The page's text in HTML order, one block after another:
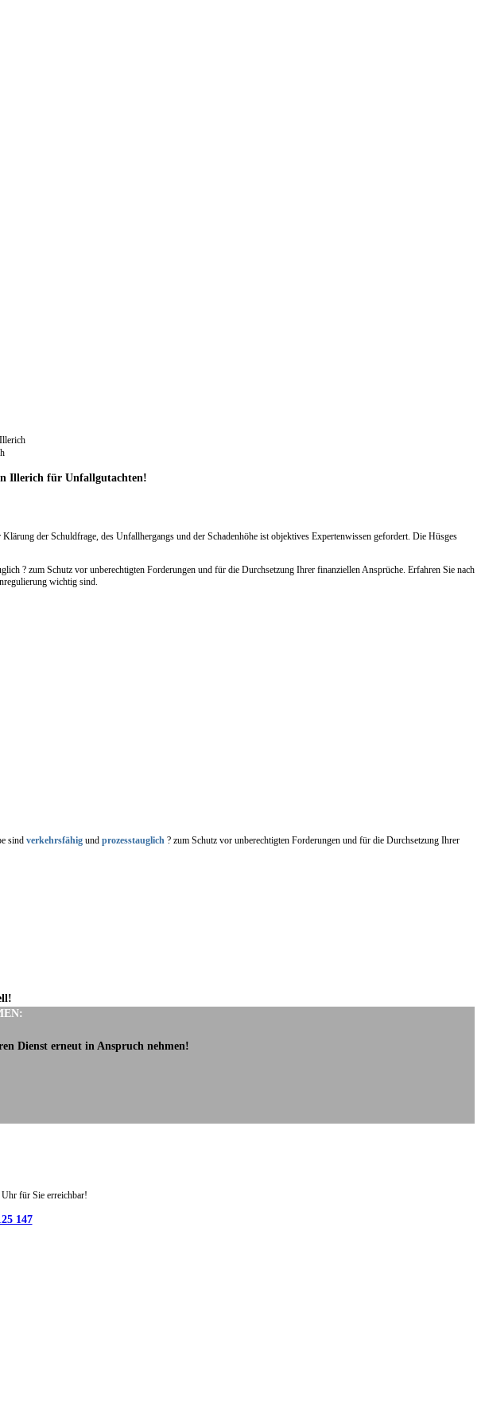
Illerich für Unfallgutachten!
der Schuldfrage, des Unfallhergangs und der Schadenhöhe ist objektives Expertenwissen gefordert. Die Hüsges
? zum Schutz vor unberechtigten Forderungen und für die Durchsetzung Ihrer finanziellen Ansprüche. Erfahren Sie nach
wichtig sind.
sind verkehrsfähig und prozesstauglich ? zum Schutz vor unberechtigten Forderungen und für die Durchsetzung Ihrer
Dienst erneut in Anspruch nehmen!
für Sie erreichbar!
147